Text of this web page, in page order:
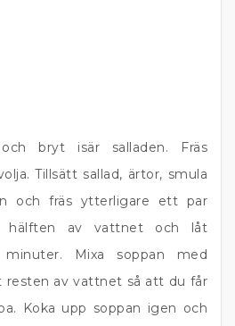
och bryt isär salladen. Fräs
Tillsätt sallad, ärtor, smula
och fräs ytterligare ett par
hälften av vattnet och låt
Mixa soppan med
resten av vattnet så att du får
Koka upp soppan igen och